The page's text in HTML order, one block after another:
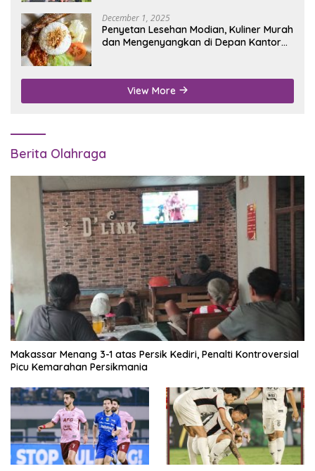
December 1, 2025
Penyetan Lesehan Modian, Kuliner Murah
dan Mengenyangkan di Depan Kantor
View More
Berita Olahraga
Makassar Menang 3-1 atas Persik Kediri, Penalti Kontroversial
Picu Kemarahan Persikmania